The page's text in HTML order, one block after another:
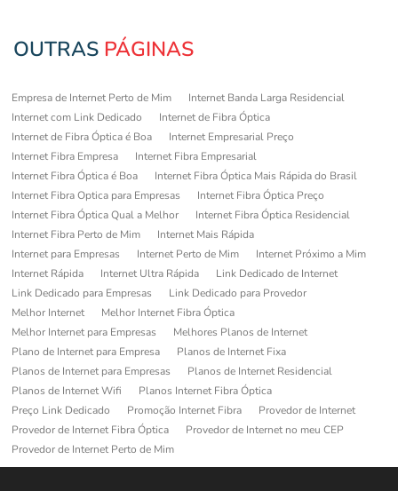
OUTRAS PÁGINAS
Empresa de Internet Perto de Mim
Internet Banda Larga Residencial
Internet com Link Dedicado
Internet de Fibra Óptica
Internet de Fibra Óptica é Boa
Internet Empresarial Preço
Internet Fibra Empresa
Internet Fibra Empresarial
Internet Fibra Óptica é Boa
Internet Fibra Óptica Mais Rápida do Brasil
Internet Fibra Optica para Empresas
Internet Fibra Óptica Preço
Internet Fibra Óptica Qual a Melhor
Internet Fibra Óptica Residencial
Internet Fibra Perto de Mim
Internet Mais Rápida
Internet para Empresas
Internet Perto de Mim
Internet Próximo a Mim
Internet Rápida
Internet Ultra Rápida
Link Dedicado de Internet
Link Dedicado para Empresas
Link Dedicado para Provedor
Melhor Internet
Melhor Internet Fibra Óptica
Melhor Internet para Empresas
Melhores Planos de Internet
Plano de Internet para Empresa
Planos de Internet Fixa
Planos de Internet para Empresas
Planos de Internet Residencial
Planos de Internet Wifi
Planos Internet Fibra Óptica
Preço Link Dedicado
Promoção Internet Fibra
Provedor de Internet
Provedor de Internet Fibra Óptica
Provedor de Internet no meu CEP
Provedor de Internet Perto de Mim